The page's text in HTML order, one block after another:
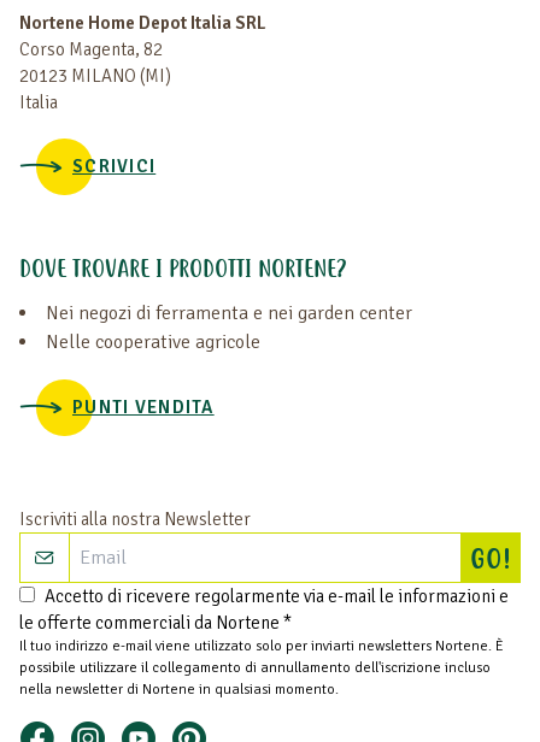
Nortene Home Depot Italia SRL
Corso Magenta, 82
20123 MILANO (MI)
Italia
SCRIVICI
DOVE TROVARE I PRODOTTI NORTENE?
Nei negozi di ferramenta e nei garden center
Nelle cooperative agricole
PUNTI VENDITA
Iscriviti alla nostra Newsletter
GO!
Accetto di ricevere regolarmente via e-mail le informazioni e
le offerte commerciali da Nortene *
Il tuo indirizzo e-mail viene utilizzato solo per inviarti newsletters Nortene. È
possibile utilizzare il collegamento di annullamento dell'iscrizione incluso
nella newsletter di Nortene in qualsiasi momento.